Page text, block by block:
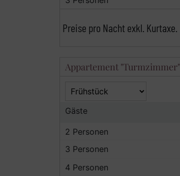
Preise pro Nacht exkl. Kurtaxe.
Appartement "Turmzimmer"
Gäste
2 Personen
3 Personen
4 Personen